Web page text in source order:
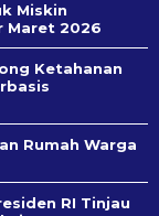
Miskin
Maret 2026
Ketahanan
Rumah Warga
RI Tinjau